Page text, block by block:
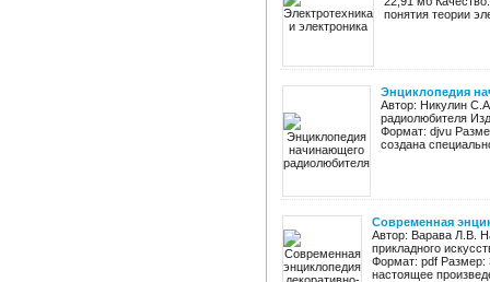
понятия теории
Энциклопедия
Автор: Никулин
радиолюбителя
Формат: djvu
создана
Современная
Автор: Варава Л.В.
прикладного
Формат: pdf Размер:
настоящее